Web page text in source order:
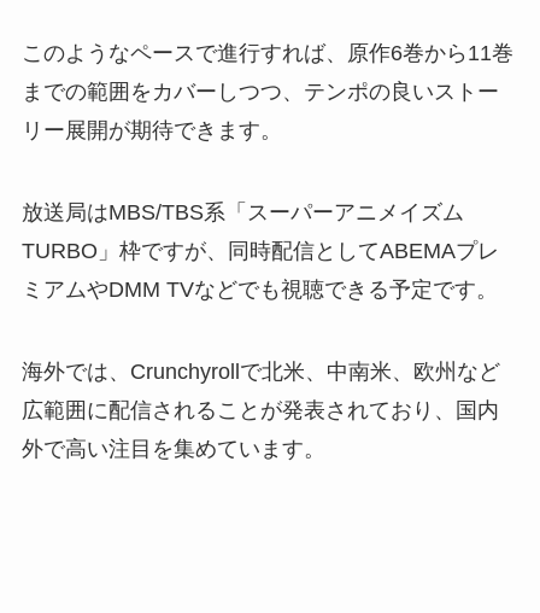
このようなペースで進行すれば、原作6巻から11巻
までの範囲をカバーしつつ、テンポの良いストー
リー展開が期待できます。
放送局はMBS/TBS系「スーパーアニメイズム
TURBO」枠ですが、同時配信としてABEMAプレ
ミアムやDMM TVなどでも視聴できる予定です。
海外では、Crunchyrollで北米、中南米、欧州など
広範囲に配信されることが発表されており、国内
外で高い注目を集めています。